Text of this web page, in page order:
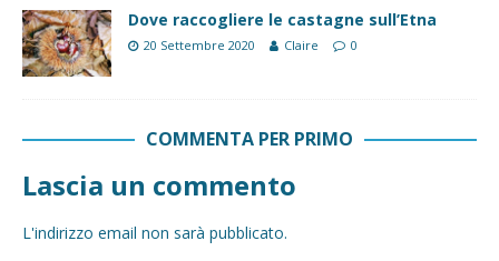
Dove raccogliere le castagne sull’Etna
20 Settembre 2020 Claire 0
COMMENTA PER PRIMO
Lascia un commento
L'indirizzo email non sarà pubblicato.